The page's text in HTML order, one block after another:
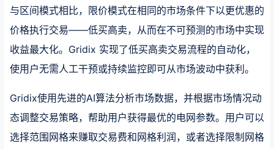
与区间模式相比，限价模式在相同的市场条件下以更优惠的
价格执行交易——低买高卖，从而在不可预测的市场中实现
收益最大化。Gridix 实现了低买高卖交易流程的自动化，
使用户无需人工干预或持续监控即可从市场波动中获利。
Gridix使用先进的AI算法分析市场数据，并根据市场情况动
态调整交易策略，帮助用户获得最优的电网参数。用户可以
选择范围网格来赚取交易费和网格利润，或者选择限制网格